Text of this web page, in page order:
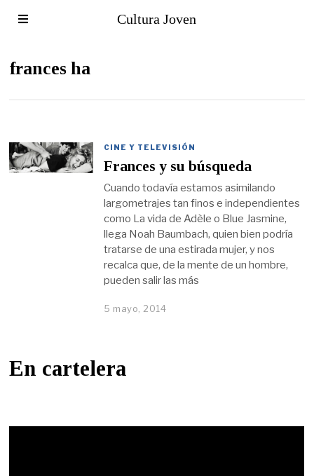
Cultura Joven
frances ha
CINE Y TELEVISIÓN
Frances y su búsqueda
Cuando todavía estamos asimilando
largometrajes tan finos e independientes
como La vida de Adèle o Blue Jasmine,
llega Noah Baumbach, quien bien podría
tratarse de una estirada mujer, y nos
recalca que, de la mente de un hombre,
pueden salir las más
5 mayo, 2014
En cartelera